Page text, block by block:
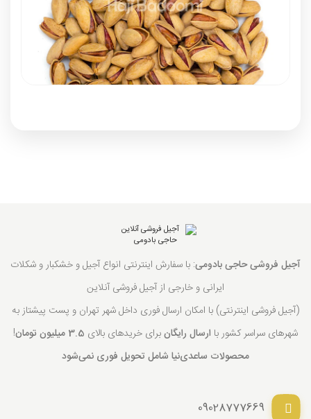
آجیل فروشی حاجی بادومی: با سفارش اینترنتی انواع آجیل و خشکبار و شکلات
ایرانی و خارجی از آجیل فروشی آنلاین
(آجیل فروشی اینترنتی) با امکان ارسال فوری داخل شهر تهران و پست پیشتاز به
شهرهای سراسر کشور با ارسال رایگانبرای خریدهای بالای 3.5 میلیون تومان
!
محصولات ساعدی‌نیا شامل تحویل فوری نمی‌شود
09028777669